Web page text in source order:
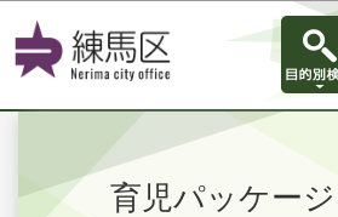
このページの本文
育児パッケー